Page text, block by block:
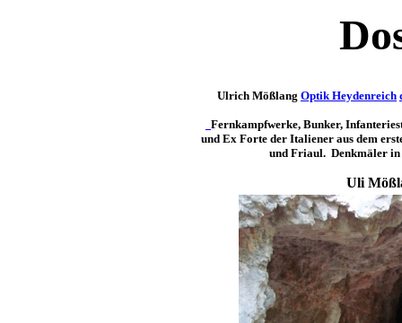
Ulrich Mößlang Optik Heydenreich
Fernkampfwerke, Bunker,
und Ex Forte der Italiener aus dem
und Friaul. Denkmäler in
Uli